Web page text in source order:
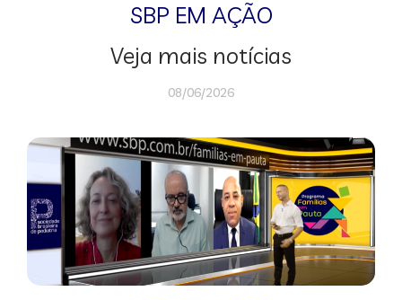
SBP EM AÇÃO
Veja mais notícias
08/06/2026